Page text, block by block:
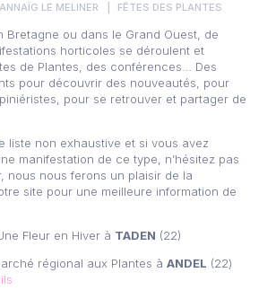
ANNAÏG LE MELINER FÊTES DES PLANTES
Bretagne ou dans le Grand Ouest, de
horticoles se déroulent et
de Plantes, des conférences… Des
pour découvrir des nouveautés, pour
pour se retrouver et partager de
liste non exhaustive et si vous avez
manifestation de ce type, n’hésitez pas
nous nous ferons un plaisir de la
site pour une meilleure information de
Fleur en Hiver à TADEN (22)
régional aux Plantes à ANDEL (22)